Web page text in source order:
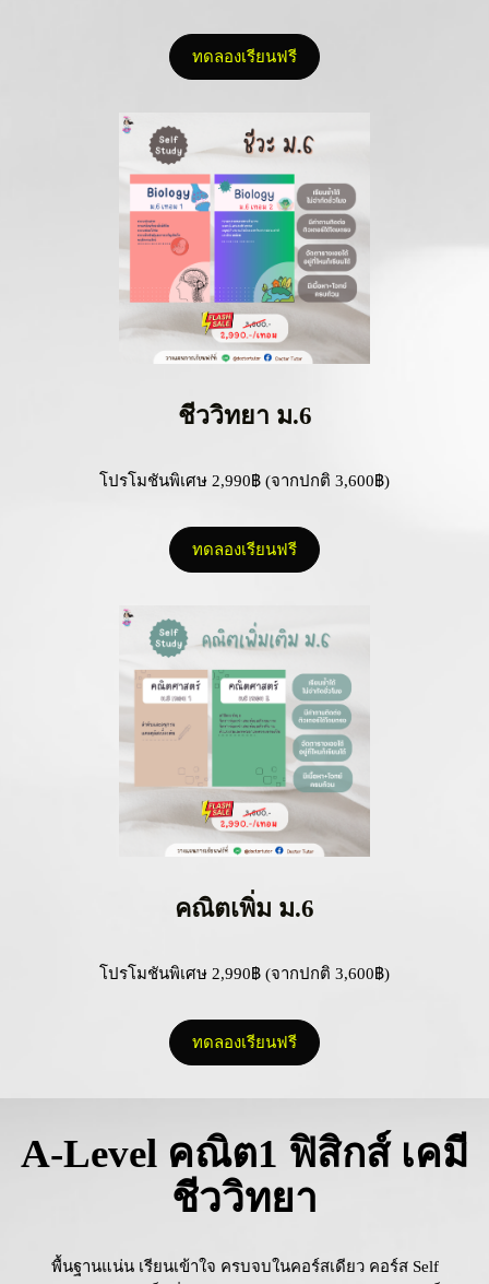
ทดลองเรียนฟรี
ชีววิทยา ม.6
โปรโมชันพิเศษ 2,990฿ (จากปกติ 3,600฿)
ทดลองเรียนฟรี
คณิตเพิ่ม ม.6
โปรโมชันพิเศษ 2,990฿ (จากปกติ 3,600฿)
ทดลองเรียนฟรี
A-Level คณิต1 ฟิสิกส์ เคมี
ชีววิทยา
พื้นฐานแน่น เรียนเข้าใจ ครบจบในคอร์สเดียว คอร์ส Self